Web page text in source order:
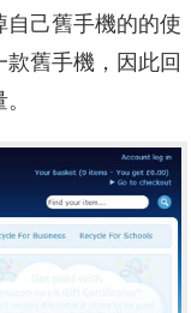
自己舊手機的的使
舊手機，因此回